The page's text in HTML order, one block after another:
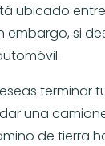
ubicado
embargo, si
terminar
una
de tierra